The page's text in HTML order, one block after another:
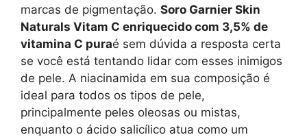
marcas de pigmentação. Soro Garnier Skin
Naturals Vitam C enriquecido com 3,5% de
vitamina C puraé sem dúvida a resposta certa
se você está tentando lidar com esses inimigos
de pele. A niacinamida em sua composição é
ideal para todos os tipos de pele,
principalmente peles oleosas ou mistas,
enquanto o ácido salicílico atua como um